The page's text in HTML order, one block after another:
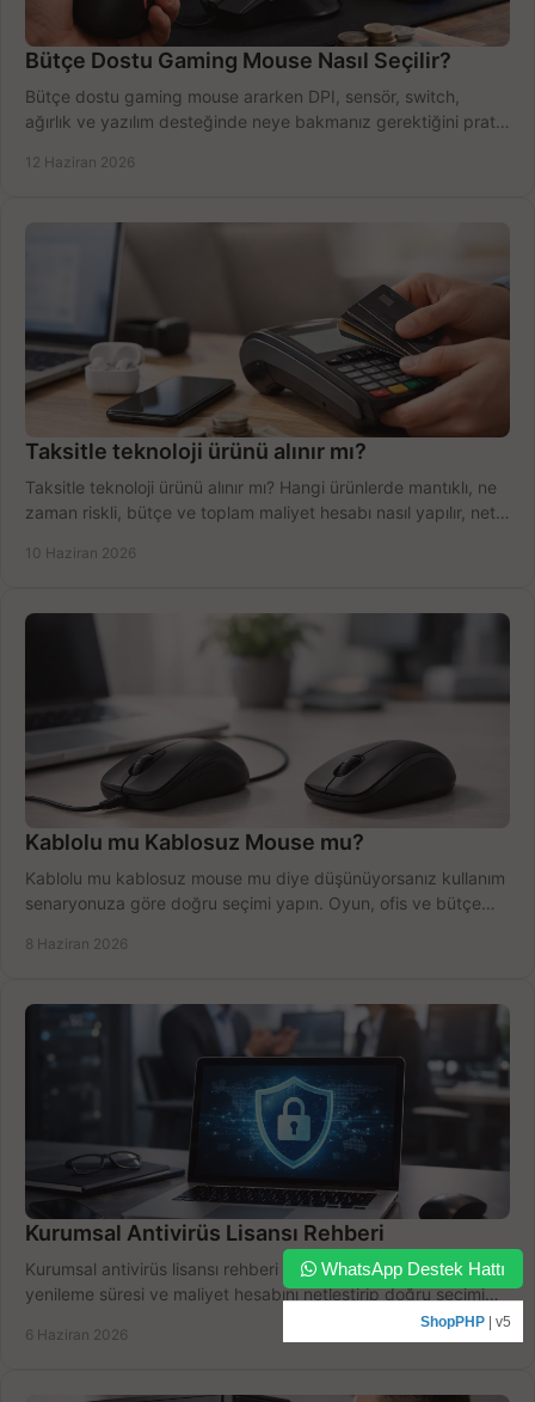
Bütçe Dostu Gaming Mouse Nasıl Seçilir?
Bütçe dostu gaming mouse ararken DPI, sensör, switch,
ağırlık ve yazılım desteğinde neye bakmanız gerektiğini pratik
12 Haziran 2026
Taksitle teknoloji ürünü alınır mı?
Taksitle teknoloji ürünü alınır mı? Hangi ürünlerde mantıklı, ne
zaman riskli, bütçe ve toplam maliyet hesabı nasıl yapılır, net
10 Haziran 2026
Kablolu mu Kablosuz Mouse mu?
Kablolu mu kablosuz mouse mu diye düşünüyorsanız kullanım
senaryonuza göre doğru seçimi yapın. Oyun, ofis ve bütçe
8 Haziran 2026
Kurumsal Antivirüs Lisansı Rehberi
Kurumsal antivirüs lisansı rehberi ile cihaz sayısı, lisans türü,
yenileme süresi ve maliyet hesabını netleştirip doğru seçimi
6 Haziran 2026
WhatsApp Destek Hattı
ShopPHP | v5